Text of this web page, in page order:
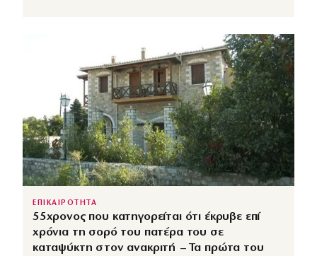
ΕΠΙΚΑΙΡΟΤΗΤΑ
55χρονος που κατηγορείται ότι έκρυβε επί
χρόνια τη σορό του πατέρα του σε
καταψύκτη στον ανακριτή – Τα πρώτα του